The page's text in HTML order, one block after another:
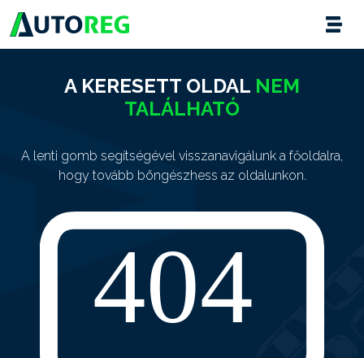
A KERESETT OLDAL NEM
TALÁLHATÓ
A lenti gomb segítségével visszanavigálunk a főoldalra,
hogy tovább böngészhess az oldalunkon.